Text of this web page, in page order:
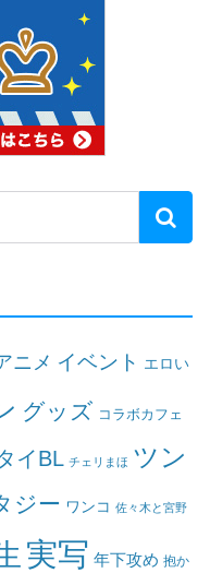
ニメ イベント エロい
グッズ コラボカフェ
イBL チェリまほ ツン
ジー ワンコ 佐々木と宮野
実写 年下攻め 抱か